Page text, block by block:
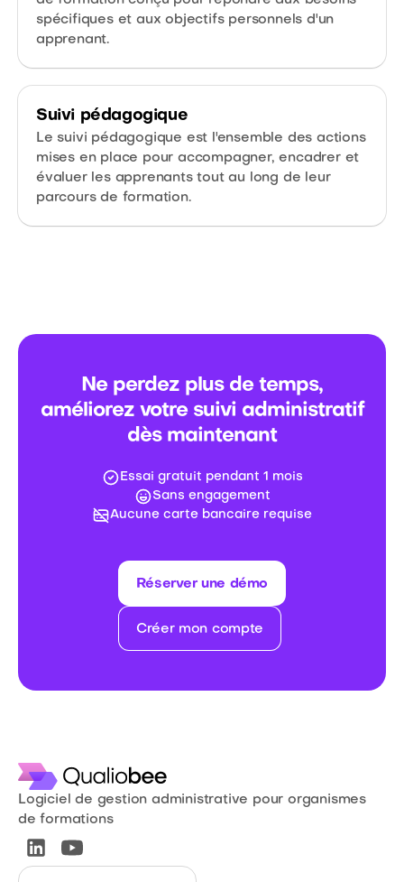
spécifiques et aux objectifs personnels d'un
apprenant.
Suivi pédagogique
Le suivi pédagogique est l'ensemble des actions
mises en place pour accompagner, encadrer et
évaluer les apprenants tout au long de leur
parcours de formation.
Ne perdez plus de temps,
améliorez votre suivi administratif
dès maintenant
Essai gratuit pendant 1 mois
Sans engagement
Aucune carte bancaire requise
Réserver une démo
Créer mon compte
Logiciel de gestion administrative pour organismes
de formations